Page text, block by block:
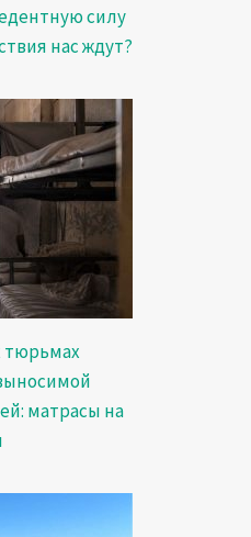
силу
нас ждут?
тюрьмах
матрасы на